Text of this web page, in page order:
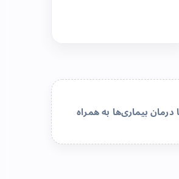
بیماری‌ها به همراه